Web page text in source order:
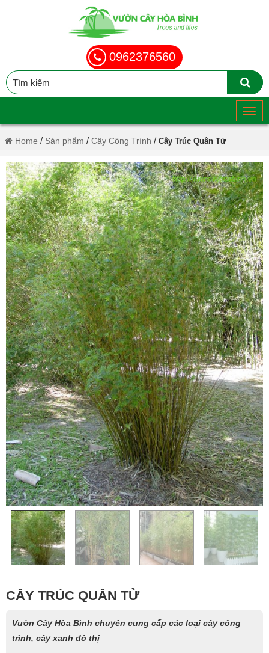
0962376560
Home / Sản phẩm / Cây Công Trình / Cây Trúc Quân Tử
CÂY TRÚC QUÂN TỬ
Vườn Cây Hòa Bình chuyên cung cấp các loại cây công
trình, cây xanh đô thị